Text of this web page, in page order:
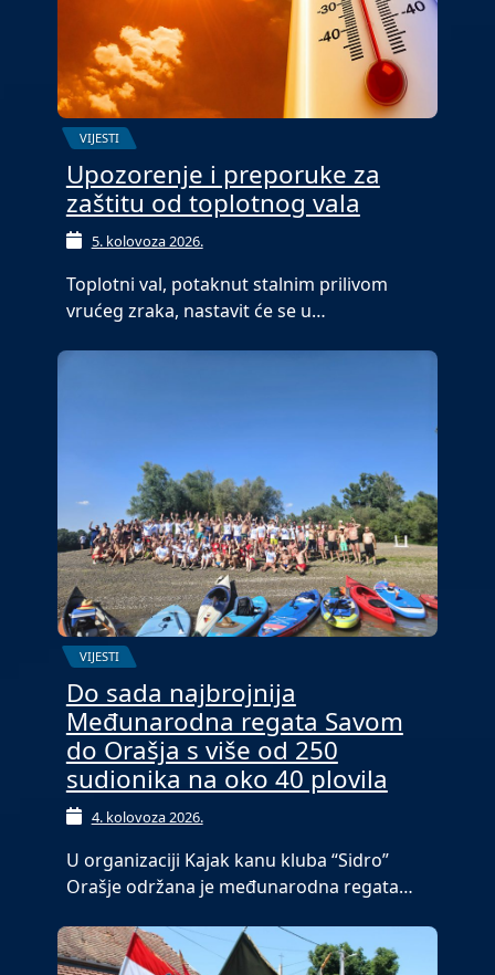
VIJESTI
Upozorenje i preporuke za
zaštitu od toplotnog vala
5. kolovoza 2026.
Toplotni val, potaknut stalnim prilivom
vrućeg zraka, nastavit će se u…
VIJESTI
Do sada najbrojnija
Međunarodna regata Savom
do Orašja s više od 250
sudionika na oko 40 plovila
4. kolovoza 2026.
U organizaciji Kajak kanu kluba “Sidro”
Orašje održana je međunarodna regata…